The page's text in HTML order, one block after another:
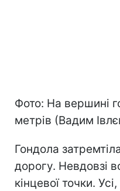
Фото: На вершині
метрів (Вадим
Гондола
дорогу. Невдовзі
кінцевої точки.